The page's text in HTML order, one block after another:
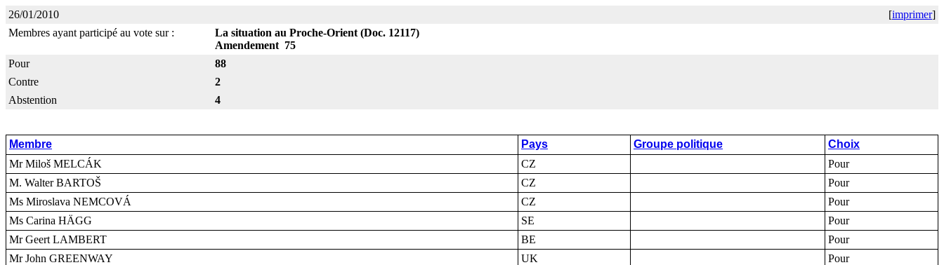
26/01/2010 [imprimer]
Membres ayant participé au vote sur :
La situation au Proche-Orient (Doc. 12117)
Amendement 75
Pour
88
Contre
2
Abstention
4
Membre Pays Groupe politique
Choix
Mr Miloš MELCÁK
CZ
Pour
M. Walter BARTOŠ
CZ
Pour
Ms Miroslava NEMCOVÁ
CZ
Pour
Ms Carina HÄGG
SE
Pour
Mr Geert LAMBERT
BE
Pour
Mr John GREENWAY
UK
Pour